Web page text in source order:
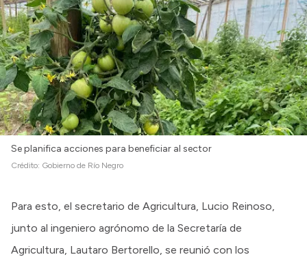
Se planifica acciones para beneficiar al sector
Crédito: Gobierno de Río Negro
Para esto, el secretario de Agricultura, Lucio Reinoso,
junto al ingeniero agrónomo de la Secretaría de
Agricultura, Lautaro Bertorello, se reunió con los